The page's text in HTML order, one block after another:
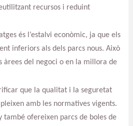
recursos i reduint
és l’estalvi econòmic, ja que els
inferiors als dels parcs nous. Això
del negoci o en la millora de
que la qualitat i la seguretat
amb les normatives vigents.
també ofereixen parcs de boles de